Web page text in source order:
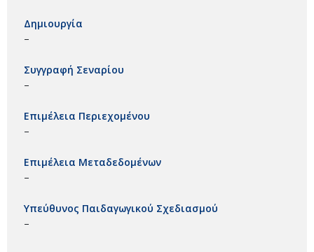
Δημιουργία
–
Συγγραφή Σεναρίου
–
Επιμέλεια Περιεχομένου
–
Επιμέλεια Μεταδεδομένων
–
Υπεύθυνος Παιδαγωγικού Σχεδιασμού
–